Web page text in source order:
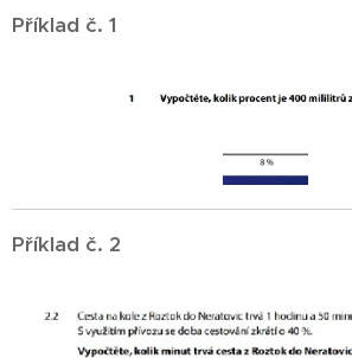
Příklad č. 1
Příklad č. 2